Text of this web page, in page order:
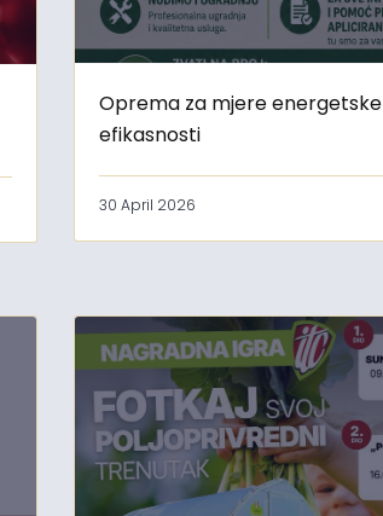
Oprema za mjere energetske
efikasnosti
30 April 2026